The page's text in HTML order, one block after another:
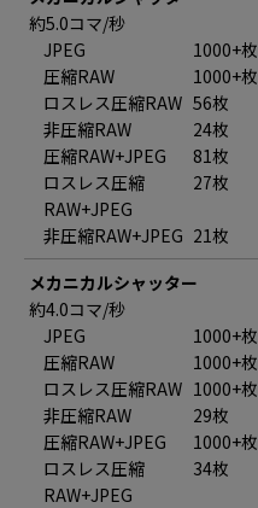
約5.0コマ/秒
JPEG
1000+枚
圧縮RAW
1000+枚
ロスレス圧縮RAW 56枚
非圧縮RAW
24枚
圧縮RAW+JPEG
81枚
ロスレス圧縮
RAW+JPEG
27枚
非圧縮RAW+JPEG 21枚
メカニカルシャッター
約4.0コマ/秒
JPEG
1000+枚
圧縮RAW
1000+枚
ロスレス圧縮RAW 1000+枚
非圧縮RAW
29枚
圧縮RAW+JPEG
1000+枚
ロスレス圧縮
RAW+JPEG
34枚